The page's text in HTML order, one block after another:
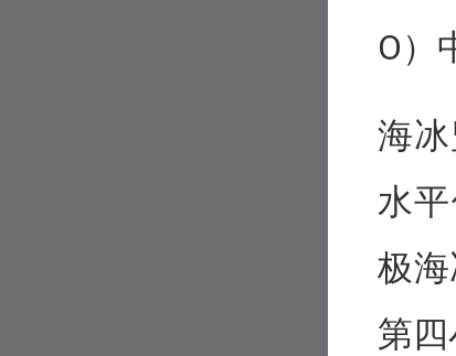
O）
海
水
极
第四